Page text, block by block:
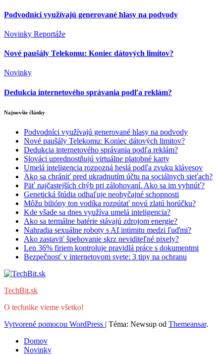
Podvodníci využívajú generované hlasy na podvody
Novinky Reportáže
Nové paušály Telekomu: Koniec dátových limitov?
Novinky
Dedukcia internetového správania podľa reklám?
Najnovšie články
Podvodníci využívajú generované hlasy na podvody
Nové paušály Telekomu: Koniec dátových limitov?
Dedukcia internetového správania podľa reklám?
Slováci uprednostňujú virtuálne platobné karty
Umelá inteligencia rozpozná heslá podľa zvuku klávesov
Ako sa chrániť pred ukradnutím účtu na sociálnych sieťach?
Päť najčastejších chýb pri zálohovaní. Ako sa im vyhnúť?
Genetická štúdia odhaľuje neobyčajné schopnosti
Môžu bilióny ton vodíka rozpútať novú zlatú horúčku?
Kde všade sa dnes využíva umelá inteligencia?
Ako sa termálne batérie stávajú zdrojom energie?
Nahradia sexuálne roboty s AI intimitu medzi ľuďmi?
Ako zastaviť špehovanie skrz neviditeľné pixely?
Len 36% firiem kontroluje pravidlá práce s dokumentmi
Bezpečnosť v internetovom svete: 3 tipy na ochranu
TechBit.sk
O technike vieme všetko!
Vytvorené pomocou WordPress | Téma: Newsup od Themeansar.
Domov
Novinky